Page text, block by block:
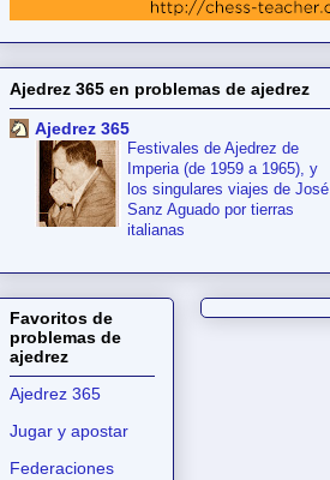
Ajedrez 365 en problemas de ajedrez
Ajedrez 365
Festivales de Ajedrez de
Imperia (de 1959 a 1965), y
los singulares viajes de José
Sanz Aguado por tierras
italianas
Favoritos de
problemas de
ajedrez
Ajedrez 365
Jugar y apostar
Federaciones